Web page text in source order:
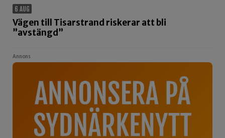
6 AUG
Vägen till Tisarstrand riskerar att bli
”avstängd”
Annons